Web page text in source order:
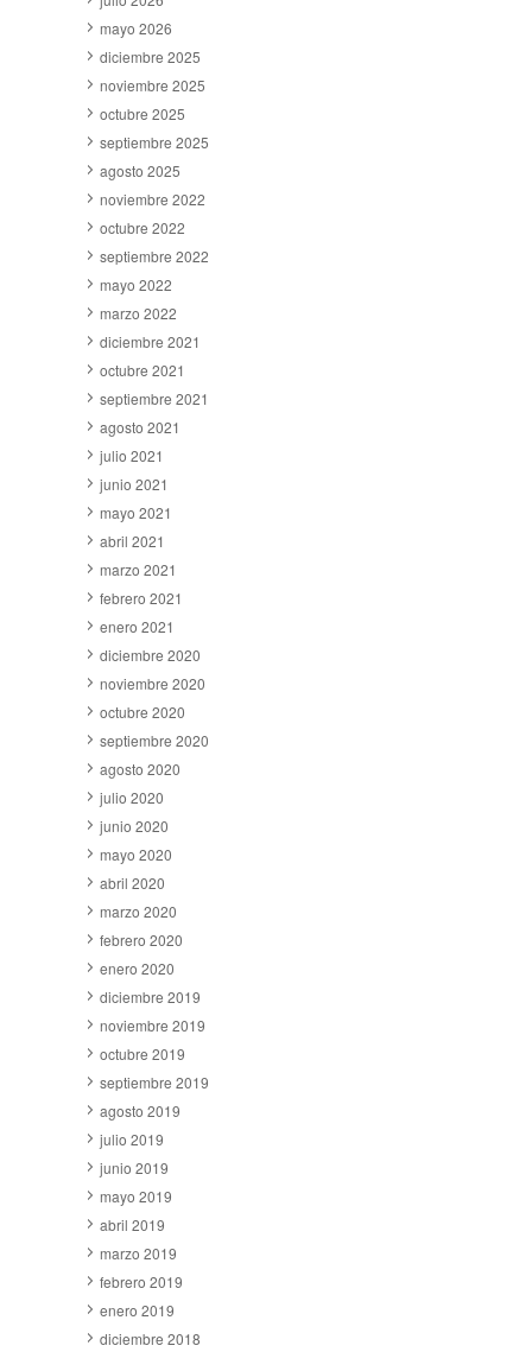
mayo 2026
diciembre 2025
noviembre 2025
octubre 2025
septiembre 2025
agosto 2025
noviembre 2022
octubre 2022
septiembre 2022
mayo 2022
marzo 2022
diciembre 2021
octubre 2021
septiembre 2021
agosto 2021
julio 2021
junio 2021
mayo 2021
abril 2021
marzo 2021
febrero 2021
enero 2021
diciembre 2020
noviembre 2020
octubre 2020
septiembre 2020
agosto 2020
julio 2020
junio 2020
mayo 2020
abril 2020
marzo 2020
febrero 2020
enero 2020
diciembre 2019
noviembre 2019
octubre 2019
septiembre 2019
agosto 2019
julio 2019
junio 2019
mayo 2019
abril 2019
marzo 2019
febrero 2019
enero 2019
diciembre 2018